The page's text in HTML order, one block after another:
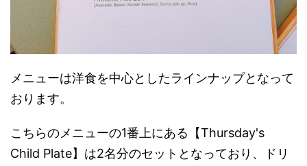
メニューは洋食を中心としたラインナップとなって
おります。
こちらのメニューの1番上にある【Thursday's
Child Plate】は2名分のセットとなっており、ドリ